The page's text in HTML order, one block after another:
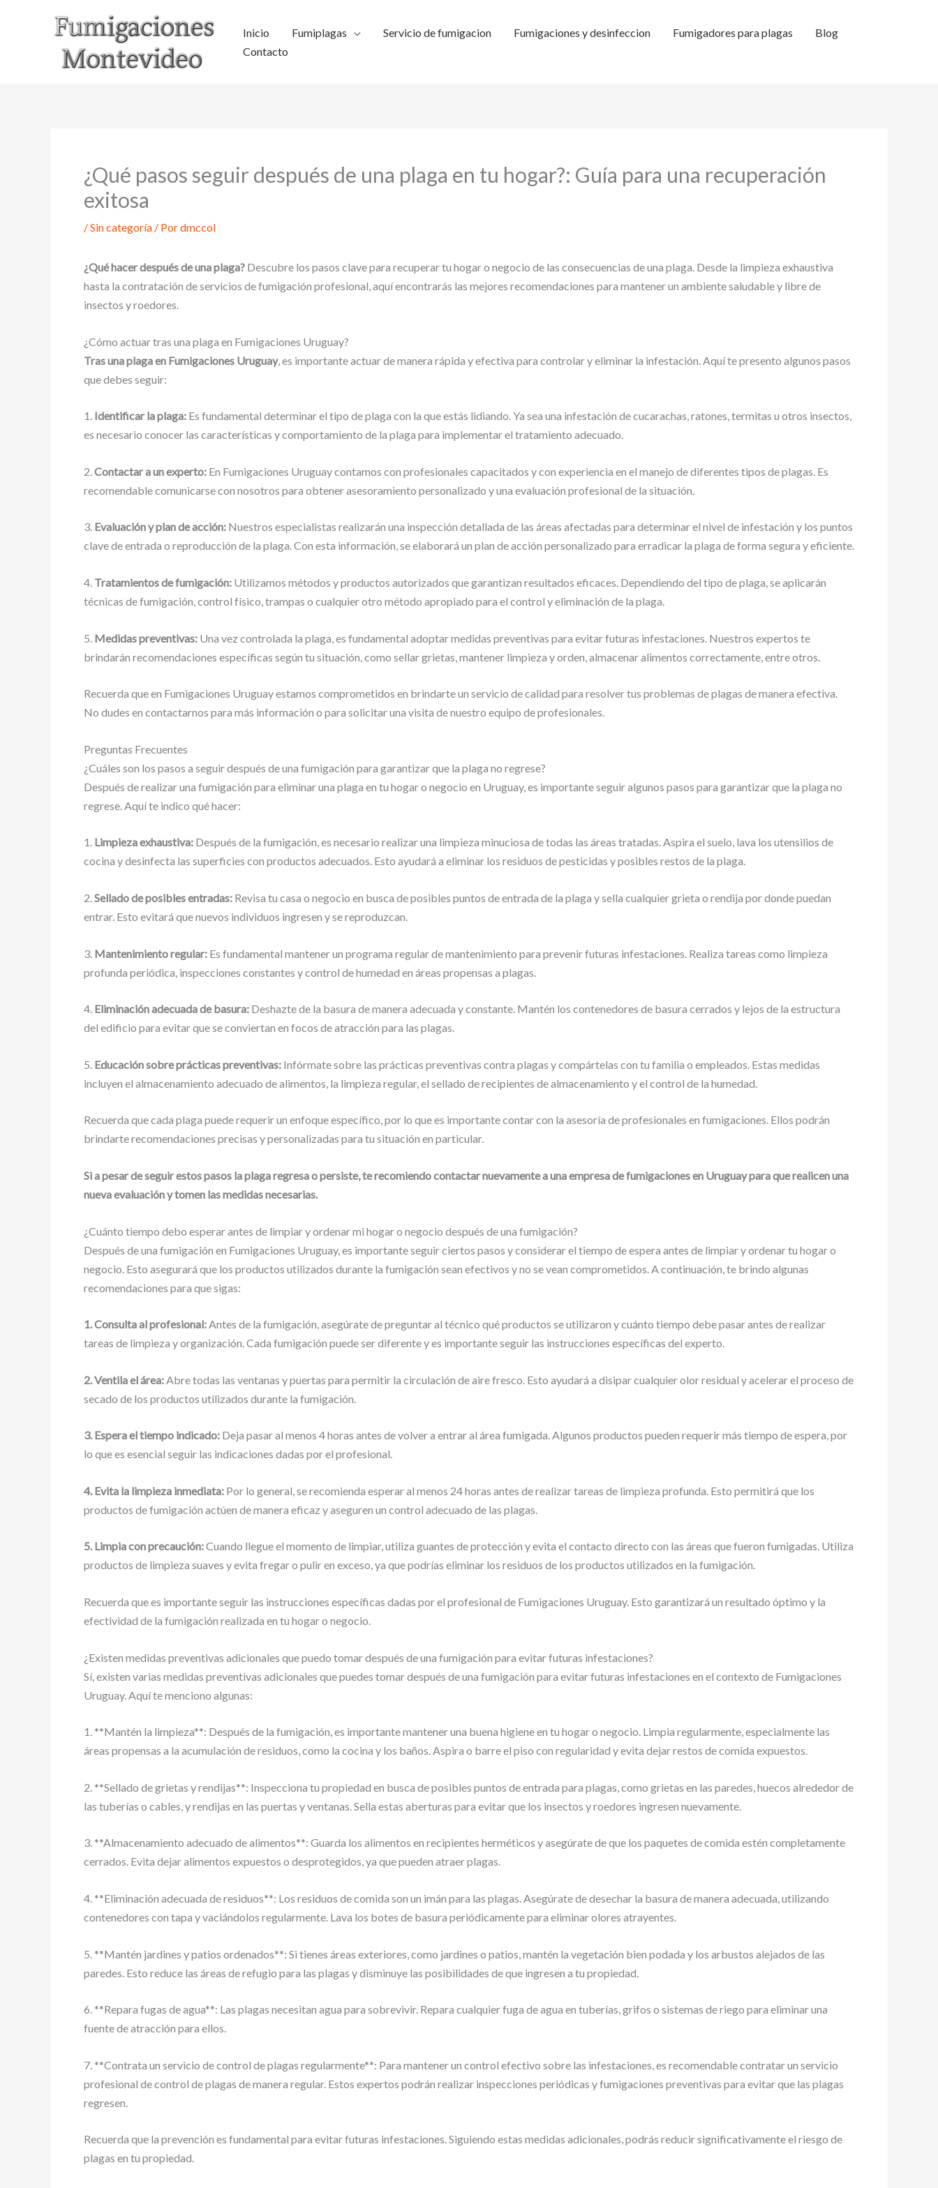
Inicio Fumiplagas Servicio de fumigacion Fumigaciones y desinfeccion Fumigadores para plagas
Blog
Contacto
¿Qué pasos seguir después de una plaga en tu hogar?: Guía para una recuperación
exitosa
/Sin categoría / Pordmccol
¿Qué hacer después de una plaga? Descubre los pasos clave para recuperar tu hogar o negocio de las consecuencias de una plaga. Desde la limpieza exhaustiva
hasta la contratación de servicios de fumigación profesional, aquí encontrarás las mejores recomendaciones para mantener un ambiente saludable y libre de
insectos y roedores.
¿Cómo actuar tras una plaga en Fumigaciones Uruguay?
Tras una plaga en Fumigaciones Uruguay, es importante actuar de manera rápida y efectiva para controlar y eliminar la infestación. Aquí te presento algunos pasos
que debes seguir:
1. Identificar la plaga: Es fundamental determinar el tipo de plaga con la que estás lidiando. Ya sea una infestación de cucarachas, ratones, termitas u otros insectos,
es necesario conocer las características y comportamiento de la plaga para implementar el tratamiento adecuado.
2. Contactar a un experto: En Fumigaciones Uruguay contamos con profesionales capacitados y con experiencia en el manejo de diferentes tipos de plagas. Es
recomendable comunicarse con nosotros para obtener asesoramiento personalizado y una evaluación profesional de la situación.
3. Evaluación y plan de acción: Nuestros especialistas realizarán una inspección detallada de las áreas afectadas para determinar el nivel de infestación y los puntos
clave de entrada o reproducción de la plaga. Con esta información, se elaborará un plan de acción personalizado para erradicar la plaga de forma segura y eficiente.
4. Tratamientos de fumigación: Utilizamos métodos y productos autorizados que garantizan resultados eficaces. Dependiendo del tipo de plaga, se aplicarán
técnicas de fumigación, control físico, trampas o cualquier otro método apropiado para el control y eliminación de la plaga.
5. Medidas preventivas: Una vez controlada la plaga, es fundamental adoptar medidas preventivas para evitar futuras infestaciones. Nuestros expertos te
brindarán recomendaciones específicas según tu situación, como sellar grietas, mantener limpieza y orden, almacenar alimentos correctamente, entre otros.
Recuerda que en Fumigaciones Uruguay estamos comprometidos en brindarte un servicio de calidad para resolver tus problemas de plagas de manera efectiva.
No dudes en contactarnos para más información o para solicitar una visita de nuestro equipo de profesionales.
Preguntas Frecuentes
¿Cuáles son los pasos a seguir después de una fumigación para garantizar que la plaga no regrese?
Después de realizar una fumigación para eliminar una plaga en tu hogar o negocio en Uruguay, es importante seguir algunos pasos para garantizar que la plaga no
regrese. Aquí te indico qué hacer:
1. Limpieza exhaustiva: Después de la fumigación, es necesario realizar una limpieza minuciosa de todas las áreas tratadas. Aspira el suelo, lava los utensilios de
cocina y desinfecta las superficies con productos adecuados. Esto ayudará a eliminar los residuos de pesticidas y posibles restos de la plaga.
2.Sellado de posibles entradas: Revisa tu casa o negocio en busca de posibles puntos de entrada de la plaga y sella cualquier grieta o rendija por donde puedan
entrar. Esto evitará que nuevos individuos ingresen y se reproduzcan.
3. Mantenimiento regular: Es fundamental mantener un programa regular de mantenimiento para prevenir futuras infestaciones. Realiza tareas como limpieza
profunda periódica, inspecciones constantes y control de humedad en áreas propensas a plagas.
4. Eliminación adecuada de basura: Deshazte de la basura de manera adecuada y constante. Mantén los contenedores de basura cerrados y lejos de la estructura
del edificio para evitar que se conviertan en focos de atracción para las plagas.
5. Educación sobre prácticas preventivas: Infórmate sobre las prácticas preventivas contra plagas y compártelas con tu familia o empleados. Estas medidas
incluyen el almacenamiento adecuado de alimentos, la limpieza regular, el sellado de recipientes de almacenamiento y el control de la humedad.
Recuerda que cada plaga puede requerir un enfoque específico, por lo que es importante contar con la asesoría de profesionales en fumigaciones. Ellos podrán
brindarte recomendaciones precisas y personalizadas para tu situación en particular.
Si a pesar de seguir estos pasos la plaga regresa o persiste, te recomiendo contactar nuevamente a una empresa de fumigaciones en Uruguay para que realicen una
nueva evaluación y tomen las medidas necesarias.
¿Cuánto tiempo debo esperar antes de limpiar y ordenar mi hogar o negocio después de una fumigación?
Después de una fumigación en Fumigaciones Uruguay, es importante seguir ciertos pasos y considerar el tiempo de espera antes de limpiar y ordenar tu hogar o
negocio. Esto asegurará que los productos utilizados durante la fumigación sean efectivos y no se vean comprometidos. A continuación, te brindo algunas
recomendaciones para que sigas:
1. Consulta al profesional:Antes de la fumigación, asegúrate de preguntar al técnico qué productos se utilizaron y cuánto tiempo debe pasar antes de realizar
tareas de limpieza y organización. Cada fumigación puede ser diferente y es importante seguir las instrucciones específicas del experto.
2. Ventila el área: Abre todas las ventanas y puertas para permitir la circulación de aire fresco. Esto ayudará a disipar cualquier olor residual y acelerar el proceso de
secado de los productos utilizados durante la fumigación.
3. Espera el tiempo indicado: Deja pasar al menos 4 horas antes de volver a entrar al área fumigada. Algunos productos pueden requerir más tiempo de espera, por
lo que es esencial seguir las indicaciones dadas por el profesional.
4. Evita la limpieza inmediata: Por lo general, se recomienda esperar al menos 24 horas antes de realizar tareas de limpieza profunda. Esto permitirá que los
productos de fumigación actúen de manera eficaz y aseguren un control adecuado de las plagas.
5. Limpia con precaución:Cuando llegue el momento de limpiar, utiliza guantes de protección y evita el contacto directo con las áreas que fueron fumigadas. Utiliza
productos de limpieza suaves y evita fregar o pulir en exceso, ya que podrías eliminar los residuos de los productos utilizados en la fumigación.
Recuerda que es importante seguir las instrucciones específicas dadas por el profesional de Fumigaciones Uruguay. Esto garantizará un resultado óptimo y la
efectividad de la fumigación realizada en tu hogar o negocio.
¿Existen medidas preventivas adicionales que puedo tomar después de una fumigación para evitar futuras infestaciones?
Sí, existen varias medidas preventivas adicionales que puedes tomar después de una fumigación para evitar futuras infestaciones en el contexto de Fumigaciones
Uruguay. Aquí te menciono algunas:
1. **Mantén la limpieza**: Después de la fumigación, es importante mantener una buena higiene en tu hogar o negocio. Limpia regularmente, especialmente las
áreas propensas a la acumulación de residuos, como la cocina y los baños. Aspira o barre el piso con regularidad y evita dejar restos de comida expuestos.
2. **Sellado de grietas y rendijas**: Inspecciona tu propiedad en busca de posibles puntos de entrada para plagas, como grietas en las paredes, huecos alrededor de
las tuberías o cables, y rendijas en las puertas y ventanas. Sella estas aberturas para evitar que los insectos y roedores ingresen nuevamente.
3. **Almacenamiento adecuado de alimentos**: Guarda los alimentos en recipientes herméticos y asegúrate de que los paquetes de comida estén completamente
cerrados. Evita dejar alimentos expuestos o desprotegidos, ya que pueden atraer plagas.
4. **Eliminación adecuada de residuos**: Los residuos de comida son un imán para las plagas. Asegúrate de desechar la basura de manera adecuada, utilizando
contenedores con tapa y vaciándolos regularmente. Lava los botes de basura periódicamente para eliminar olores atrayentes.
5. **Mantén jardines y patios ordenados**: Si tienes áreas exteriores, como jardines o patios, mantén la vegetación bien podada y los arbustos alejados de las
paredes. Esto reduce las áreas de refugio para las plagas y disminuye las posibilidades de que ingresen a tu propiedad.
6. **Repara fugas de agua**: Las plagas necesitan agua para sobrevivir. Repara cualquier fuga de agua en tuberías, grifos o sistemas de riego para eliminar una
fuente de atracción para ellos.
7. **Contrata un servicio de control de plagas regularmente**: Para mantener un control efectivo sobre las infestaciones, es recomendable contratar un servicio
profesional de control de plagas de manera regular. Estos expertos podrán realizar inspecciones periódicas y fumigaciones preventivas para evitar que las plagas
regresen.
Recuerda que la prevención es fundamental para evitar futuras infestaciones. Siguiendo estas medidas adicionales, podrás reducir significativamente el riesgo de
plagas en tu propiedad.